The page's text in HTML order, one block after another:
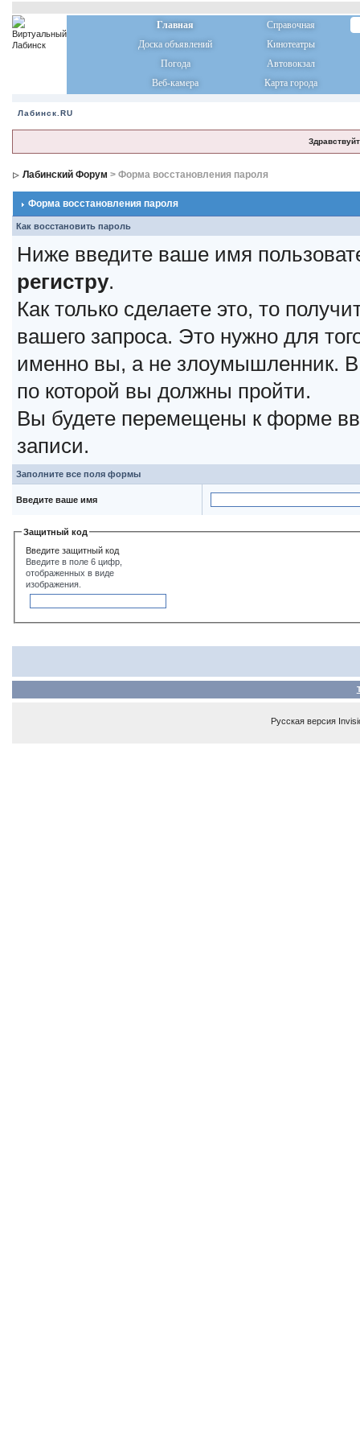
Главная
Справочная
Доска объявлений
Кинотеатры
Погода
Автовокзал
Веб-камера
Карта города
Лабинск.RU
Лабинский Форум > Форма восстановления пароля
Форма восстановления пароля
Как восстановить пароль
Ниже введите ваше имя
регистру.
Как только сделаете это, то
вашего запроса. Это нужно для
именно вы, а не злоумышленник. В
по которой вы должны пройти.
Вы будете перемещены к форме
записи.
Заполните все поля формы
Введите ваше имя
Защитный код
Введите защитный код
Введите в поле 6 цифр,
отображенных в виде
изображения.
Русская версия